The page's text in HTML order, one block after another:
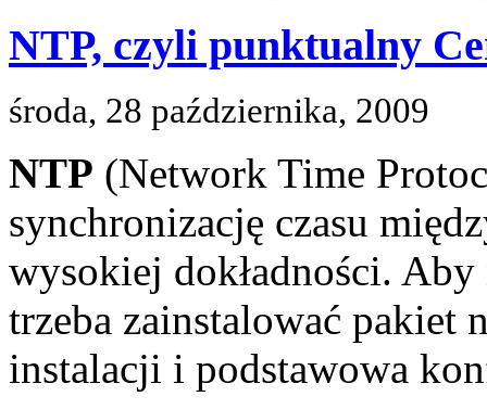
NTP, czyli punktualny
środa, 28 października, 2009
NTP (Network Time
synchronizację czasu
wysokiej dokładności.
trzeba zainstalować pakiet
instalacji i podstawowa